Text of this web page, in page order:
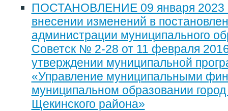
ПОСТАНОВЛЕНИЕ 09 января 2023
внесении изменений в
администрации муниципального
Советск № 2-28 от 11 февраля
утверждении муниципальной
«Управление муниципальными
муниципальном образовании
Щекинского района»